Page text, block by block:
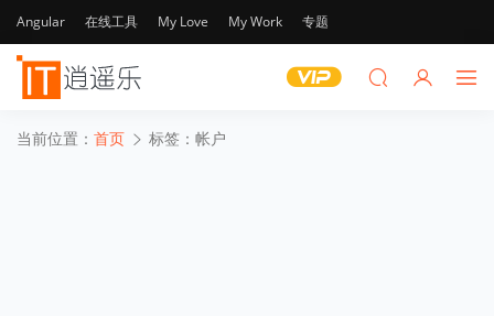
Angular 在线工具 My Love My Work 专题
当前位置： 首页 标签：帐户